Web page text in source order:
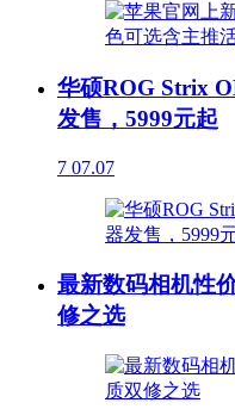
华硕ROG Strix
发售，5999元起
7 07.07
最新数码相机性
修之选